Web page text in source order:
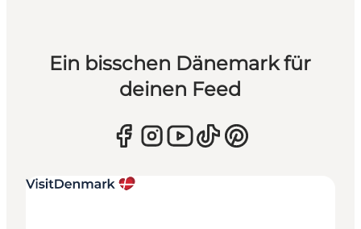
Ein bisschen Dänemark für
deinen Feed